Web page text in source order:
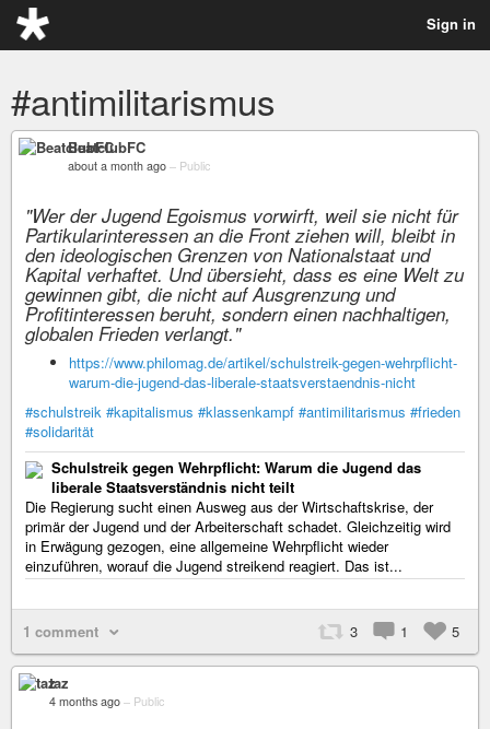
Sign in
#antimilitarismus
BeatclubFC
about a month ago – Public
"Wer der Jugend Egoismus vorwirft, weil sie nicht für
Partikularinteressen an die Front ziehen will, bleibt in
den ideologischen Grenzen von Nationalstaat und
Kapital verhaftet. Und übersieht, dass es eine Welt zu
gewinnen gibt, die nicht auf Ausgrenzung und
Profitinteressen beruht, sondern einen nachhaltigen,
globalen Frieden verlangt."
https://www.philomag.de/artikel/schulstreik-gegen-wehrpflicht-
warum-die-jugend-das-liberale-staatsverstaendnis-nicht
#schulstreik #kapitalismus #klassenkampf #antimilitarismus #frieden
#solidarität
Schulstreik gegen Wehrpflicht: Warum die Jugend das
liberale Staatsverständnis nicht teilt
Die Regierung sucht einen Ausweg aus der Wirtschaftskrise, der
primär der Jugend und der Arbeiterschaft schadet. Gleichzeitig wird
in Erwägung gezogen, eine allgemeine Wehrpflicht wieder
einzuführen, worauf die Jugend streikend reagiert. Das ist...
1 comment 3 1 5
taz
4 months ago – Public